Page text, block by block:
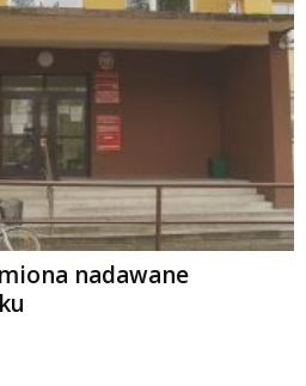
nadawane